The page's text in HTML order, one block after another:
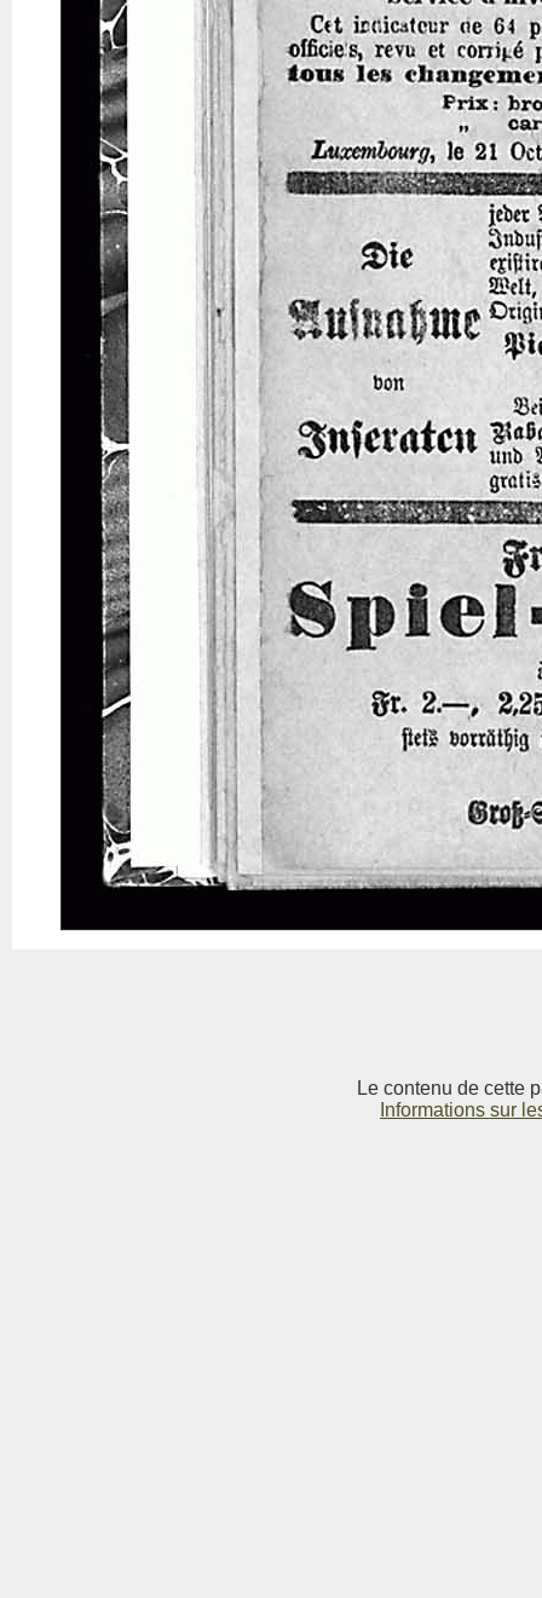
Le contenu de cette
Informations sur